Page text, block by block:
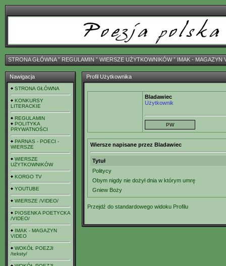
STRONA GŁÓWNAˇ REGULAMIN ˇ WIERSZE UŻYTKOWNIKÓWˇ IMAK - MAGAZYN
Nawigacja
STRONA GŁÓWNA
KONKURSY
LITERACKIE
REGULAMIN
POLITYKA
PRYWATNOŚCI
PARNAS - POECI -
WIERSZE
WIERSZE
UŻYTKOWNIKÓW
KORGO TV
YOUTUBE
WIERSZE /VIDEO/
PIOSENKA POETYCKA
/VIDEO/
IMAK - MAGAZYN
VIDEO
WOKÓŁ POEZJI
/teksty/
Profil Użytkownika
Bladawiec
Użytkownik
Wiersze napisane przez Bladawiec
Tytuł
Politycy
Obym nigdy nie dożył dnia w którym umrę
Gniew Boży
Przejdź do standardowego widoku Profilu